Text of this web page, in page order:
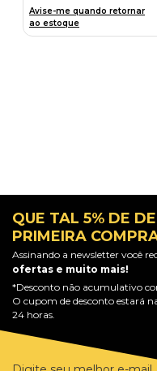
Avise-me quando retornar
ao estoque
QUE TAL 5% DE
PRIMEIRA
Assinando a newsletter você
ofertas e muito mais!
*Desconto não acumulativo
O cupom de desconto estará
24 horas.